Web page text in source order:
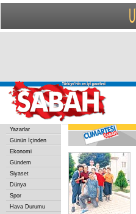
Yazarlar
Günün İçinden
Ekonomi
Gündem
Siyaset
Dünya
Spor
Hava Durumu